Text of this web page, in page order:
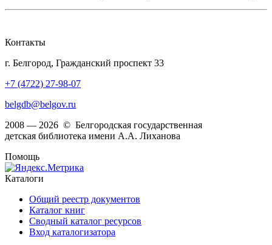
Контакты
г. Белгород, Гражданский проспект 33
+7 (4722) 27-98-07
belgdb@belgov.ru
2008 — 2026 © Белгородская государственная
детская библиотека имени А.А. Лиханова
Помощь
Каталоги
Общий реестр документов
Каталог книг
Сводный каталог ресурсов
Вход каталогизатора